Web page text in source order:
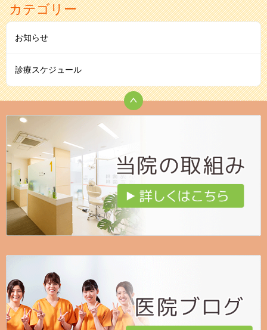
カテゴリー
お知らせ
診療スケジュール